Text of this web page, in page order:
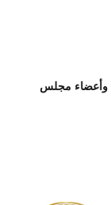
وأعضاء مجلس